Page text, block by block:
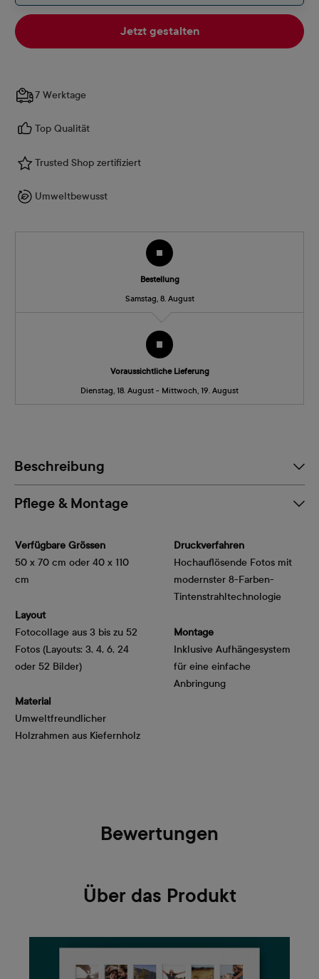
Jetzt gestalten
7 Werktage
Top Qualität
Trusted Shop zertifiziert
Umweltbewusst
Bestellung
Samstag, 8. August
Voraussichtliche Lieferung
Dienstag, 18. August - Mittwoch, 19. August
Beschreibung
Pflege & Montage
Verfügbare Grössen
50 x 70 cm oder 40 x 110
cm
Layout
Fotocollage aus 3 bis zu 52
Fotos (Layouts: 3, 4, 6, 24
oder 52 Bilder)
Material
Umweltfreundlicher
Holzrahmen aus Kiefernholz
Druckverfahren
Hochauflösende Fotos mit
modernster 8-Farben-
Tintenstrahltechnologie
Montage
Inklusive Aufhängesystem
für eine einfache
Anbringung
Bewertungen
Über das Produkt